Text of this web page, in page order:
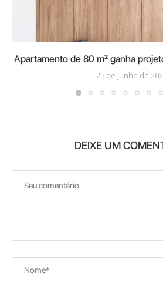
Apartamento de 80 m² ganha
25 de junho de
DEIXE UM